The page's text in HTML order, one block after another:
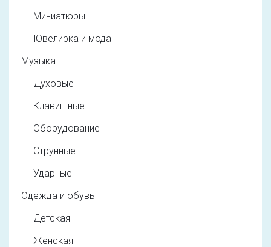
Миниатюры
Ювелирка и мода
Музыка
Духовые
Клавишные
Оборудование
Струнные
Ударные
Одежда и обувь
Детская
Женская